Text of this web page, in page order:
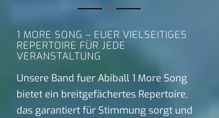
1 MORE SONG – EUER VIELSEITIGES
REPERTOIRE FÜR JEDE
VERANSTALTUNG
Unsere Band fuer Abiball 1 More Song
bietet ein breitgefächertes Repertoire,
das garantiert für Stimmung sorgt und